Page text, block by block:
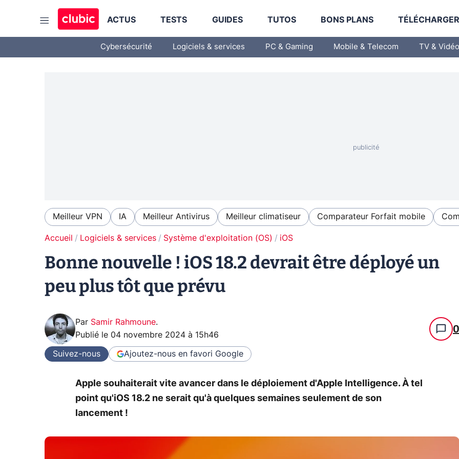
ACTUS TESTS GUIDES TUTOS BONS PLANS
Cybersécurité Logiciels & services PC & Gaming Mobile & Telecom TV & Vidéo
Meilleur VPN IA Meilleur Antivirus Meilleur climatiseur Comparateur Forfait mobile
Accueil Logiciels & services Système d'exploitation (OS) iOS
Bonne nouvelle ! iOS 18.2 devrait être déployé un
peu plus tôt que prévu
Par Samir Rahmoune.
Publié le 04 novembre 2024 à 15h46 0
Suivez-nous Ajoutez-nous en favori Google
Apple souhaiterait vite avancer dans le déploiement d'Apple Intelligence. À tel
point qu'iOS 18.2 ne serait qu'à quelques semaines seulement de son
lancement !